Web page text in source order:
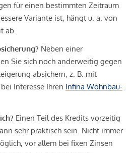
für einen bestimmten Zeitraum
Variante ist, hängt u. a. von
ab.
Neben einer
Sie sich noch anderweitig gegen
absichern, z. B. mit
Interesse Ihren Infina Wohnbau-
Einen Teil des Kredits vorzeitig
sehr praktisch sein. Nicht immer
vor allem bei fixen Zinsen